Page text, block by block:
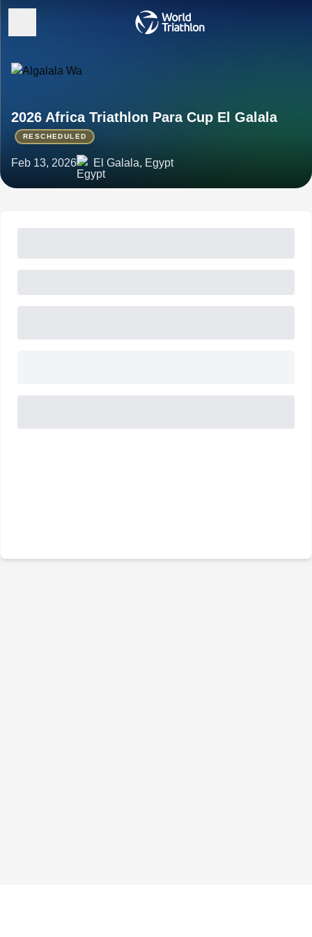
2026 Africa Triathlon Para Cup El Galala
RESCHEDULED
Feb 13, 2026 El Galala, Egypt